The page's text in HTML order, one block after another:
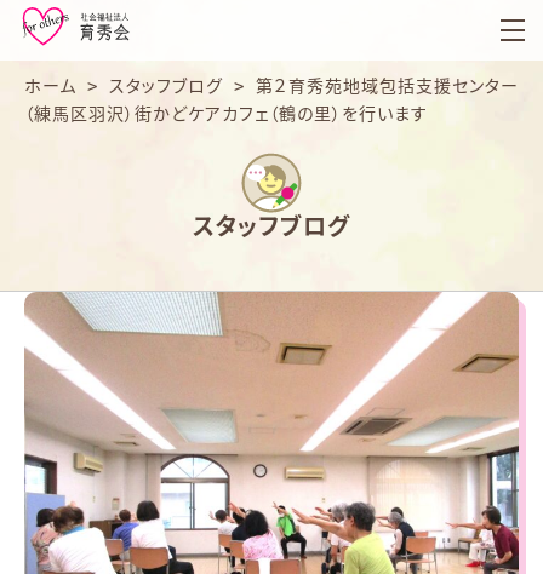
育
秀
会
ホーム > スタッフブログ > 第２育秀苑地域包括支援センター
（練馬区羽沢）街かどケアカフェ（鶴の里）を行います
スタッフブログ